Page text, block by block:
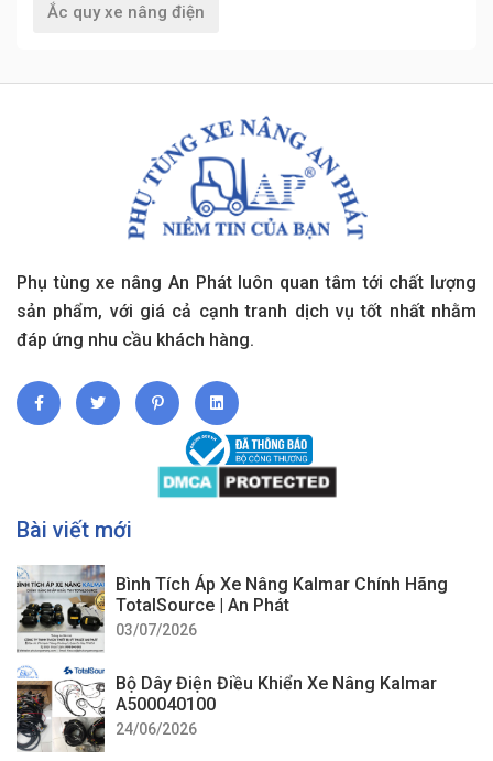
Ắc quy xe nâng điện
Phụ tùng xe nâng An Phát luôn quan tâm tới chất lượng
sản phẩm, với giá cả cạnh tranh dịch vụ tốt nhất nhằm
đáp ứng nhu cầu khách hàng.
Bài viết mới
Bình Tích Áp Xe Nâng Kalmar Chính Hãng
TotalSource | An Phát
03/07/2026
Bộ Dây Điện Điều Khiển Xe Nâng Kalmar
A500040100
24/06/2026